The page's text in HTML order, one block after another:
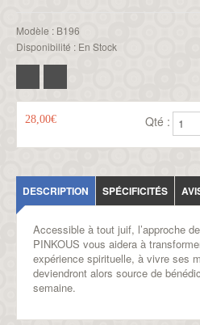
Modèle : B196
Disponibilité : En Stock
28,00€ Qté :
DESCRIPTION SPÉCIFICITÉS
Accessible à tout juif, l’approche
PINKOUS vous aidera à
expérience spirituelle, à vivre ses
deviendront alors source de
semaine.